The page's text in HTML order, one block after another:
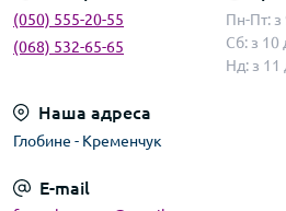
(050) 555-20-55
(068) 532-65-65
Пн-Пт: з
Сб: з 10
Нд: з 11
Наша адреса
Глобине - Кременчук
E-mail